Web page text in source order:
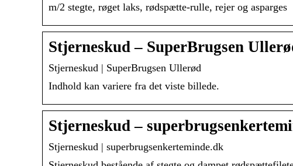
m/2 stegte, røget laks, rødspætte-rulle, rejer og asparges
Stjerneskud – SuperBrugsen
Stjerneskud | SuperBrugsen Ullerød
Indhold kan variere fra det viste billede.
Stjerneskud –
Stjerneskud | superbrugsenkerteminde.dk